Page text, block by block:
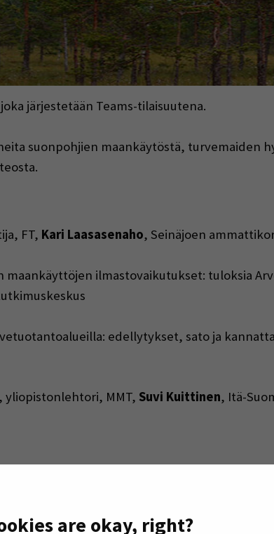
are okay, right?
järjestetään Teams-tilaisuutena.
suonpohjien maankäytöstä, turvemaiden
FT, Kari Laasasenaho, Seinäjoen
ilmastovaikutukset: tuloksia
edellytykset, sato ja
MMT, Suvi Kuittinen, Itä-